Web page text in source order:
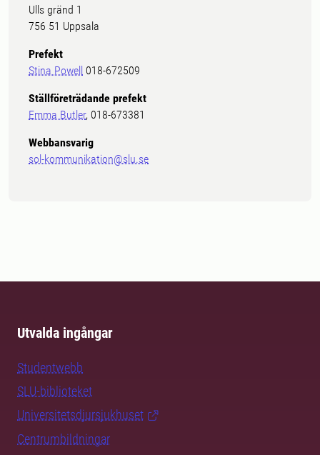
Ulls gränd 1
756 51 Uppsala
Prefekt
Stina Powell 018-672509
Ställföreträdande prefekt
Emma Butler, 018-673381
Webbansvarig
sol-kommunikation@slu.se
Utvalda ingångar
Studentwebb
SLU-biblioteket
Universitetsdjursjukhuset
Centrumbildningar